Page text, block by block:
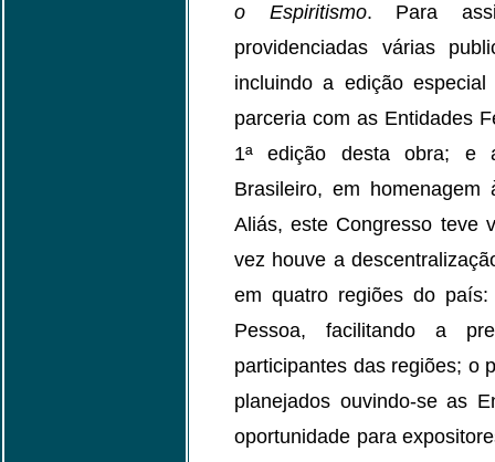
o Espiritismo. Para
providenciadas várias
incluindo a edição
parceria com as Entidades
1ª edição desta obra; e
Brasileiro, em
Aliás, este Congresso teve
vez houve a
em quatro regiões do
Pessoa, facilitando a
participantes das regiões; o
planejados ouvindo-se as
oportunidade para